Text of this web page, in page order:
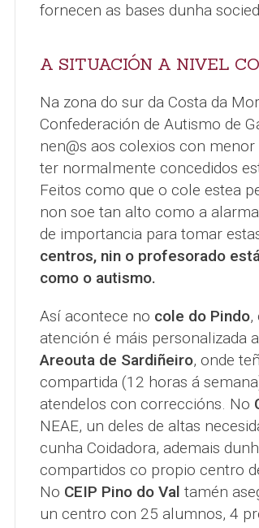
fornecen as bases dunha
A SITUACIÓN A NIVEL
Na zona do sur da Costa da
Confederación de Autismo de
nen@s aos colexios con
ter normalmente concedidos
Feitos como que o cole estea
non soe tan alto como a
de importancia para tomar
centros, nin o profesorado
como o autismo.
Así acontece no cole do Pindo,
atención é máis personalizada
Areouta de Sardiñeiro, onde
compartida (12 horas á
atendelos con correccións. No
NEAE, un deles de altas
cunha Coidadora, ademais
compartidos co propio centro
No CEIP Pino do Val tamén
un centro con 25 alumnos, 4